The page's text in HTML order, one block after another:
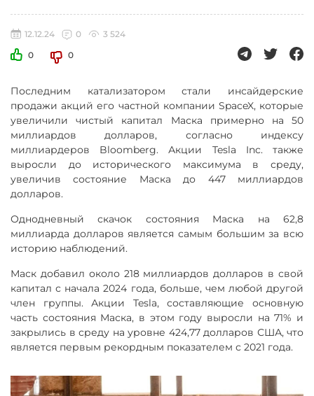
12.12.24 0
3 524
0
0
Последним катализатором стали инсайдерские
продажи акций его частной компании SpaceX, которые
увеличили чистый капитал Маска примерно на 50
миллиардов долларов, согласно индексу
миллиардеров Bloomberg. Акции Tesla Inc. также
выросли до исторического максимума в среду,
увеличив состояние Маска до 447 миллиардов
долларов.
Однодневный скачок состояния Маска на 62,8
миллиарда долларов является самым большим за всю
историю наблюдений.
Маск добавил около 218 миллиардов долларов в свой
капитал с начала 2024 года, больше, чем любой другой
член группы. Акции Tesla, составляющие основную
часть состояния Маска, в этом году выросли на 71% и
закрылись в среду на уровне 424,77 долларов США, что
является первым рекордным показателем с 2021 года.